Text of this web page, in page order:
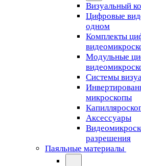
Визуальный
Цифровые
одном
Комплекты
Модульные
Cистемы
микроскопы
Аксессуары
разрешения
Паяльные материалы